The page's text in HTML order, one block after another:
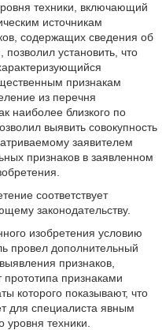
техники, включающий
источникам
содержащих сведения об
позволил установить, что
признакам
из перечня
наиболее близкого по
выявить совокупность
заявителем
признаков в заявленном
соответствует
законодательству.
изобретения условию
провел дополнительный
признаков,
признаками
которого показывают, что
для специалиста явным
уровня техники.